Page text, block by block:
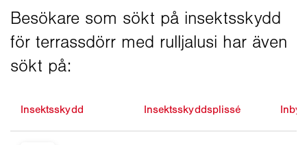
Insektsskydd Insektsskyddsplissé